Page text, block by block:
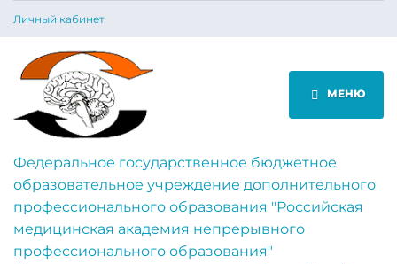
Личный кабинет
МЕНЮ
Федеральное государственное бюджетное
образовательное учреждение дополнительного
профессионального образования "Российская
медицинская академия непрерывного
профессионального образования"